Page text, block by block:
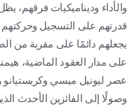
والأداء وديناميكيات فرقهم،
قدرتهم على التسجيل وحركتهم
يجعلهم دائمًا على مقربة من
على مدار العقود الماضية،
عصر ليونيل ميسي وكريستيانو
وصولًا إلى الفائزين الأحدث